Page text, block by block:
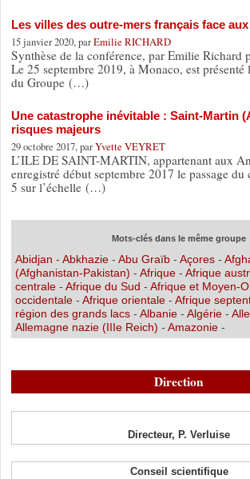
Les villes des outre-mers français face
15 janvier 2020, parEmilie RICHARD
Synthèse de la conférence, par Emilie Richard
Le 25 septembre 2019, à Monaco, est présenté
du Groupe (…)
Une catastrophe inévitable : Saint-Martin
risques majeurs
29 octobre 2017, parYvette VEYRET
L’ILE DE SAINT-MARTIN, appartenant aux
enregistré début septembre 2017 le passage du
5 sur l’échelle (…)
Mots-clés dans le même groupe
Abidjan - Abkhazie- Abu Graïb- Açores-
(Afghanistan-Pakistan) - Afrique- Afrique
centrale - Afrique du Sud - Afrique et Moyen-
occidentale - Afrique orientale - Afrique
région des grands lacs- Albanie - Algérie -
Allemagne nazie (IIIe Reich) - Amazonie-
Direction
Directeur, P. Verluise
Conseil scientifique